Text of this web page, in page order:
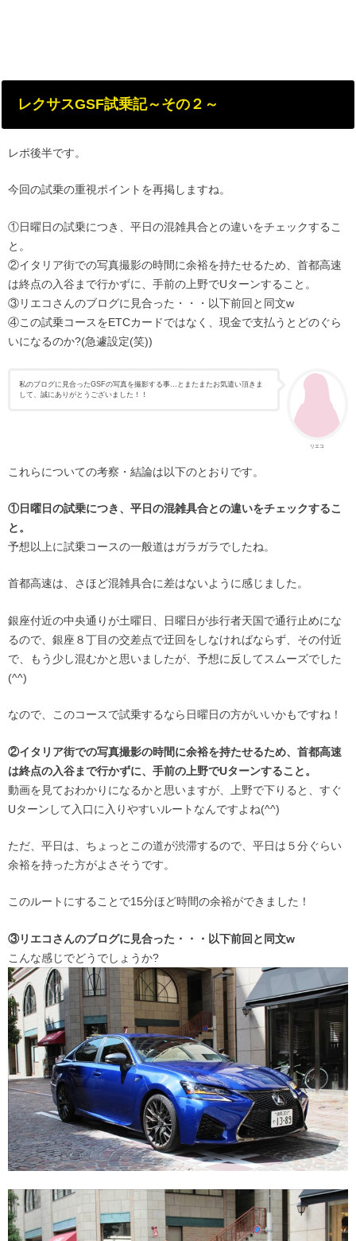
レクサスGSF試乗記～その２～
レポ後半です。
今回の試乗の重視ポイントを再掲しますね。
①日曜日の試乗につき、平日の混雑具合との違いをチェックするこ
と。
②イタリア街での写真撮影の時間に余裕を持たせるため、首都高速
は終点の入谷まで行かずに、手前の上野でUターンすること。
③リエコさんのブログに見合った・・・以下前回と同文w
④この試乗コースをETCカードではなく、現金で支払うとどのぐら
いになるのか?(急遽設定(笑))
リエコ
私のブログに見合ったGSFの写真を撮影する事…とまたまたお気遣い頂きま
して、誠にありがとうございました！！
これらについての考察・結論は以下のとおりです。
①日曜日の試乗につき、平日の混雑具合との違いをチェックするこ
と。
予想以上に試乗コースの一般道はガラガラでしたね。
首都高速は、さほど混雑具合に差はないように感じました。
銀座付近の中央通りが土曜日、日曜日が歩行者天国で通行止めにな
るので、銀座８丁目の交差点で迂回をしなければならず、その付近
で、もう少し混むかと思いましたが、予想に反してスムーズでした
(^^)
なので、このコースで試乗するなら日曜日の方がいいかもですね！
②イタリア街での写真撮影の時間に余裕を持たせるため、首都高速
は終点の入谷まで行かずに、手前の上野でUターンすること。
動画を見ておわかりになるかと思いますが、上野で下りると、すぐ
Uターンして入口に入りやすいルートなんですよね(^^)
ただ、平日は、ちょっとこの道が渋滞するので、平日は５分ぐらい
余裕を持った方がよさそうです。
このルートにすることで15分ほど時間の余裕ができました！
③リエコさんのブログに見合った・・・以下前回と同文w
こんな感じでどうでしょうか?